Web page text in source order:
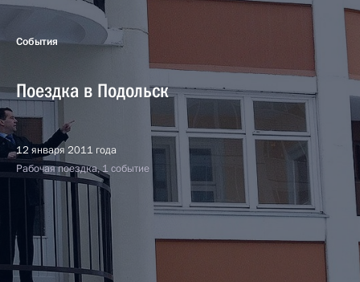
События
Поездка в Подольск
12 января 2011 года
Рабочая поездка, 1 событие